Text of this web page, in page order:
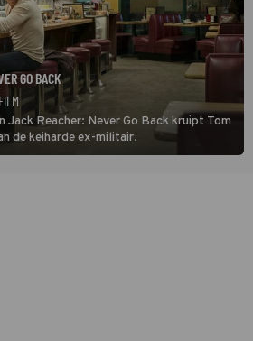
GO BACK
Jack Reacher: Never Go Back kruipt Tom
de keiharde ex-militair.